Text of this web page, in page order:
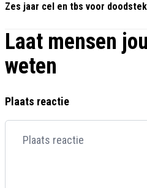
Zes jaar cel en tbs voor
Laat mensen
weten
Plaats reactie